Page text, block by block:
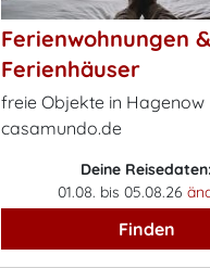
Ferienwohnungen &
Ferienhäuser
freie Objekte in Hagenow
casamundo.de
Deine
01.08. bis 05.08.26
Finden